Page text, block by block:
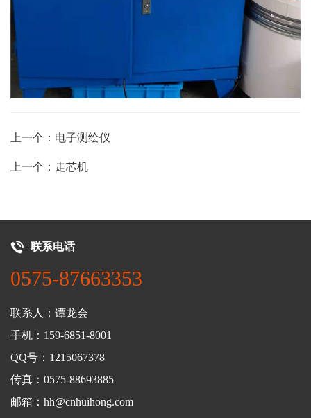
上一个：电子测绘仪
上一个：走芯机
联系电话
0575-87663353
联系人：谭龙会
手机：159-6851-8001
QQ号：1215067378
传真：0575-88693885
邮箱：hh@cnhuihong.com